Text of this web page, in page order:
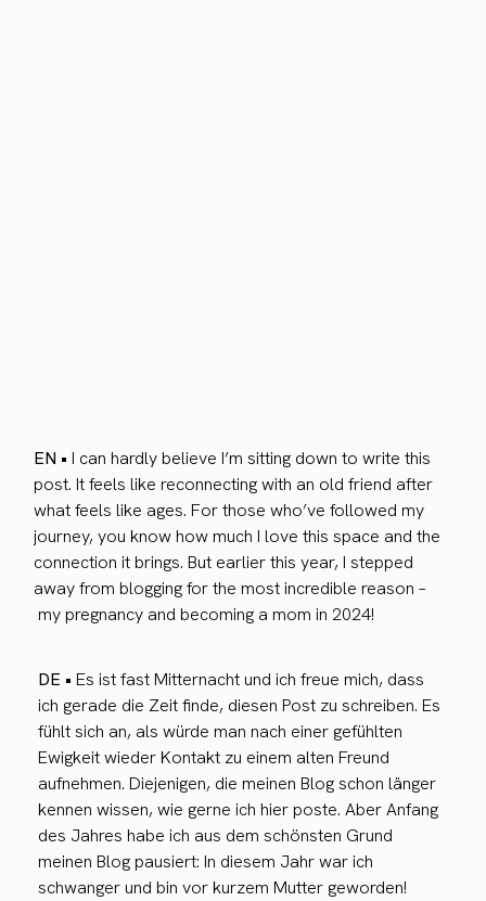
EN • I can hardly believe I’m sitting down to write this
post. It feels like reconnecting with an old friend after
what feels like ages. For those who’ve followed my
journey, you know how much I love this space and the
connection it brings. But earlier this year, I stepped
away from blogging for the most incredible reason –
my pregnancy and becoming a mom in 2024!
DE •Es ist fast Mitternacht und ich freue mich, dass
ich gerade die Zeit finde, diesen Post zu schreiben. Es
fühlt sich an, als würde man nach einer gefühlten
Ewigkeit wieder Kontakt zu einem alten Freund
aufnehmen. Diejenigen, die meinen Blog schon länger
kennen wissen, wie gerne ich hier poste. Aber Anfang
des Jahres habe ich aus dem schönsten Grund
meinen Blog pausiert: In diesem Jahr war ich
schwanger und bin vor kurzem Mutter geworden!